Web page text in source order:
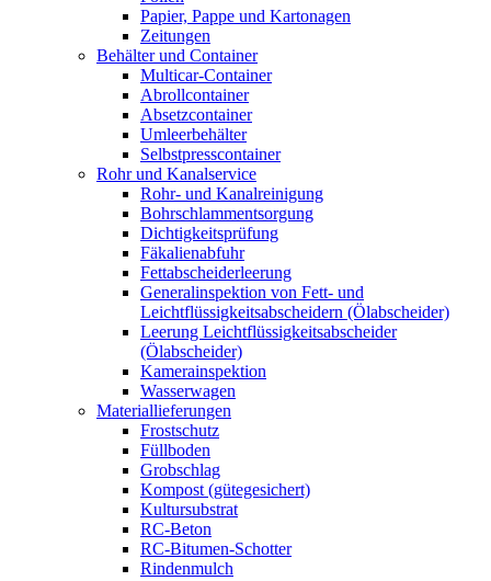
Papier, Pappe und Kartonagen
Zeitungen
Behälter und Container
Multicar-Container
Abrollcontainer
Absetzcontainer
Umleerbehälter
Selbstpresscontainer
Rohr und Kanalservice
Rohr- und Kanalreinigung
Bohrschlammentsorgung
Dichtigkeitsprüfung
Fäkalienabfuhr
Fettabscheiderleerung
Generalinspektion von Fett- und
Leichtflüssigkeitsabscheidern (Ölabscheider)
Leerung Leichtflüssigkeitsabscheider
(Ölabscheider)
Kamerainspektion
Wasserwagen
Materiallieferungen
Frostschutz
Füllboden
Grobschlag
Kompost (gütegesichert)
Kultursubstrat
RC-Beton
RC-Bitumen-Schotter
Rindenmulch